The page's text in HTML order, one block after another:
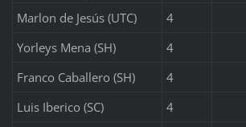
Marlon de Jesús (UTC)
4
Yorleys Mena (SH)
4
Franco Caballero (SH)
4
Luis Iberico (SC)
4